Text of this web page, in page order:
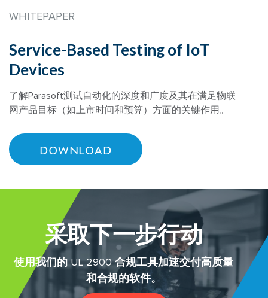
WHITEPAPER
Service-Based Testing of IoT
Devices
了解Parasoft测试自动化的深度和广度及其在满足物联
网产品目标（如上市时间和预算）方面的关键作用。
DOWNLOAD
采取下一步行动
使用我们的 UL 2900 合规工具加速交付高质量
和合规的软件。